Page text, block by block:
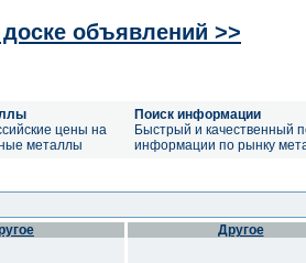
объявлений >>
цены на
металлы
Поиск информации
Быстрый и качественный
информации по рынку
Другое